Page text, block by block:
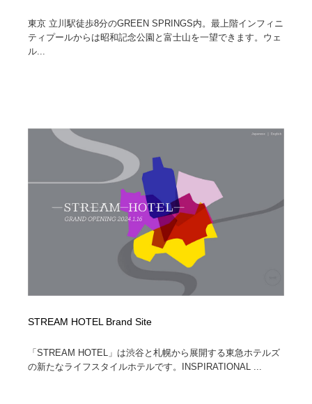
東京 立川駅徒歩8分のGREEN SPRINGS内。最上階インフィニ
ティプールからは昭和記念公園と富士山を一望できます。ウェ
ル...
STREAM HOTEL Brand Site
「STREAM HOTEL」は渋谷と札幌から展開する東急ホテルズ
の新たなライフスタイルホテルです。INSPIRATIONAL ...